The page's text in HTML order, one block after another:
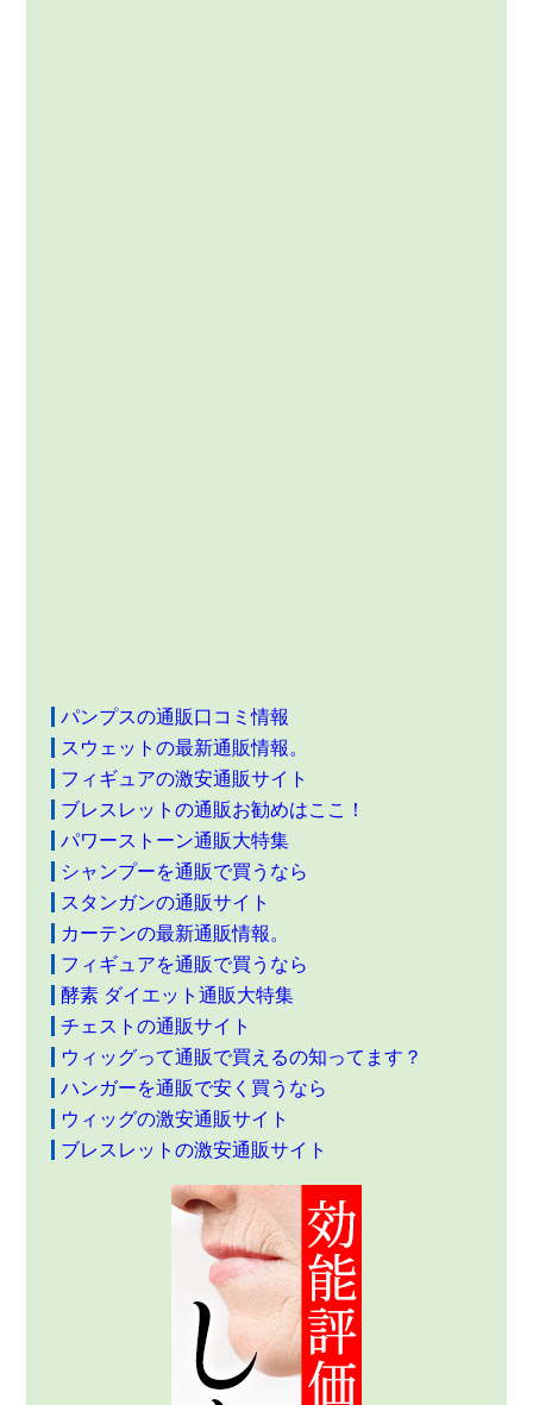
パンプスの通販口コミ情報
スウェットの最新通販情報。
フィギュアの激安通販サイト
ブレスレットの通販お勧めはここ！
パワーストーン通販大特集
シャンプーを通販で買うなら
スタンガンの通販サイト
カーテンの最新通販情報。
フィギュアを通販で買うなら
酵素 ダイエット通販大特集
チェストの通販サイト
ウィッグって通販で買えるの知ってます？
ハンガーを通販で安く買うなら
ウィッグの激安通販サイト
ブレスレットの激安通販サイト